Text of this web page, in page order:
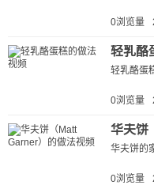
0浏览量
轻乳酪
轻乳酪蛋
0浏览量
华夫饼
华夫饼的
0浏览量